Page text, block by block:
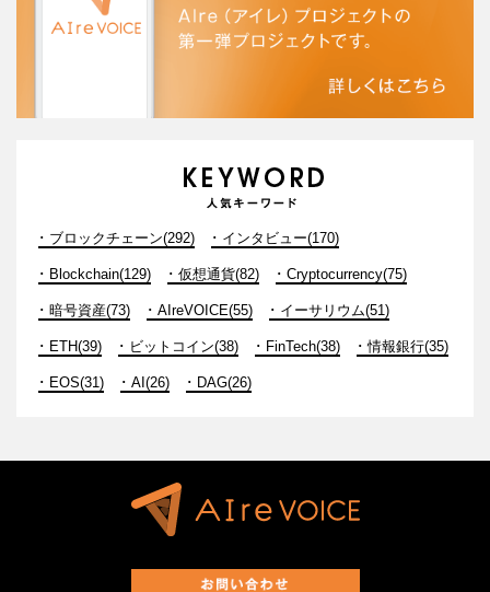
ブロックチェーン(292) インタビュー(170)
Blockchain(129) 仮想通貨(82) Cryptocurrency(75)
暗号資産(73) AIreVOICE(55) イーサリウム(51)
ETH(39) ビットコイン(38) FinTech(38) 情報銀行(35)
EOS(31) AI(26) DAG(26)